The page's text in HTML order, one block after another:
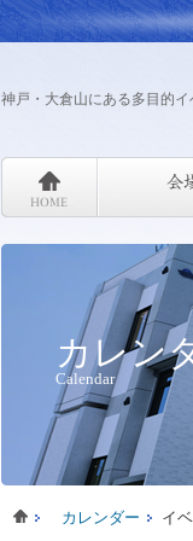
神戸・大倉山にある多目的
カレン
Calendar
カレンダー イ